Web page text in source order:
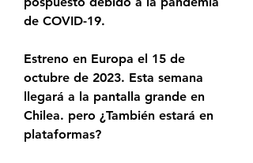
de COVID-19.
Estreno en Europa el 15 de
octubre de 2023. Esta semana
llegará a la pantalla grande en
Chilea. pero ¿También estará en
plataformas?